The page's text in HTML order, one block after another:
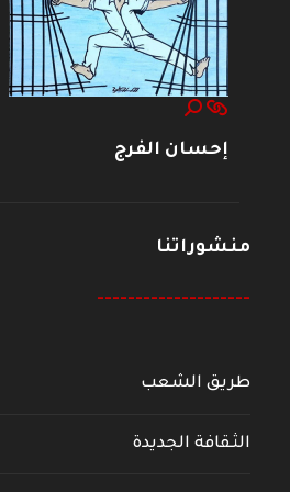
إحسان الفرج
منشوراتنا
--------------------
طريق الشعب
الثقافة الجديدة